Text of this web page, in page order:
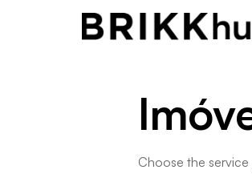
Choose the